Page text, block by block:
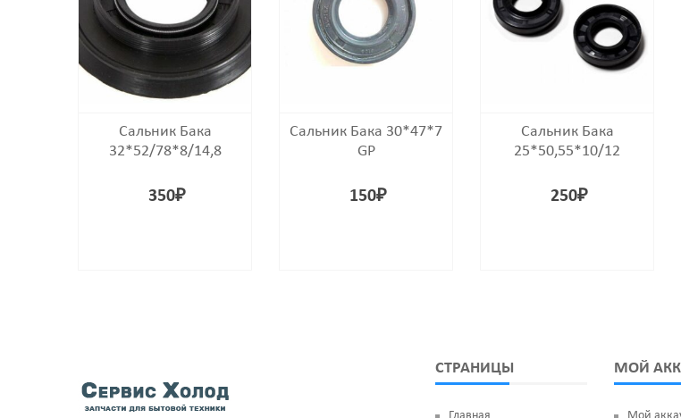
Сальник Бака
32*52/78*8/14,8
350₽
Сальник Бака 30*47*7
GP
150₽
Сальник Бака
25*50,55*10/12
250₽
СТРАНИЦЫ МОЙ